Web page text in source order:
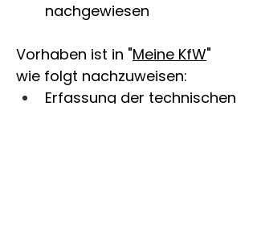
nachgewiesen
Vorhaben ist in "Meine KfW"
wie folgt nachzuweisen:
Erfassung der technischen